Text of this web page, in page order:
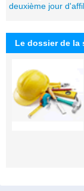
deuxième jour
Le dossier de la